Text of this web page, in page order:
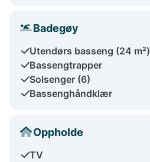
Badegøy
Utendørs basseng (24 m²)
Bassengtrapper
Solsenger (6)
Bassenghåndklær
Oppholde
TV